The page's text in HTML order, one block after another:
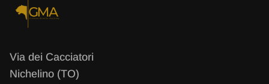
Via dei Cacciatori
Nichelino (TO)